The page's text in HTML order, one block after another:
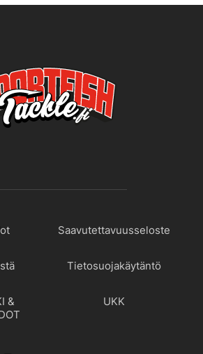
Saavutettavuusseloste
Tietosuojakäytäntö
&
UKK